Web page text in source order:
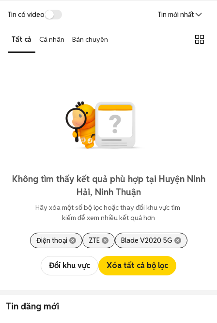
Tin có video Tin mới nhất
Tất cả Cá nhân Bán chuyên
Không tìm thấy kết quả phù hợp tại Huyện Ninh
Hải, Ninh Thuận
Hãy xóa một số bộ lọc hoặc thay đổi khu vực tìm
kiếm để xem nhiều kết quả hơn
Điện thoại ZTE Blade V2020 5G
Đổi khu vực Xóa tất cả bộ lọc
Tin đăng mới